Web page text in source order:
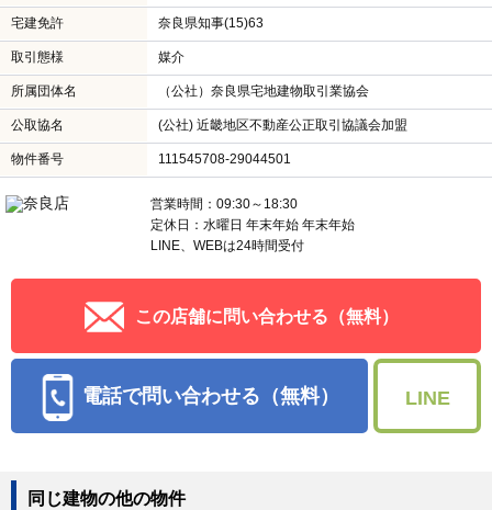
宅建免許 奈良県知事(15)63
取引態様 媒介
所属団体名 （公社）奈良県宅地建物取引業協会
公取協名 (公社) 近畿地区不動産公正取引協議会加盟
物件番号 111545708-29044501
営業時間：09:30～18:30
定休日：水曜日 年末年始 年末年始
LINE、WEBは24時間受付
この店舗に問い合わせる（無料）
電話で問い合わせる（無料） LINE
同じ建物の他の物件